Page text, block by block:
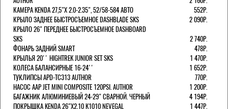
КАМЕРА KENDA 27,5"Х 2.0-2.35", 52/58-584 АВТО
552Р.
КРЫЛО ЗАДНЕЕ БЫСТРОСЪЕМНОЕ DASHBLADE SKS
2 090Р.
КРЫЛО 26" ПЕРЕДНЕЕ БЫСТРОСЪЕМНОЕ DASHBOARD
SKS
2 740Р.
ФОНАРЬ ЗАДНИЙ SMART
478Р.
КРЫЛЬЯ 20'' HIGHTREK JUNIOR SET SKS
1 470Р.
КОЛЕСА БАЛАНСИРНЫЕ 16-24''
1 652Р.
ТУКЛИПСЫ APD-TC313 AUTHOR
770Р.
НАСОС AAP JET MINI COMPOSITE 120PSI. AUTHOR
1 200Р.
БАГАЖНИК АЛЮМИНИЕВЫЙ 24-29" СВАРНОЙ. ЧЕРНЫЙ
4 194Р.
ПОКРЫШКА KENDA 26"Х2,10 K1010 NEVEGAL
1 447Р.